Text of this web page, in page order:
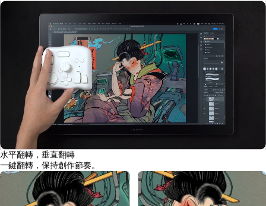
水平翻轉，垂直翻轉
一鍵翻轉，保持創作節奏。